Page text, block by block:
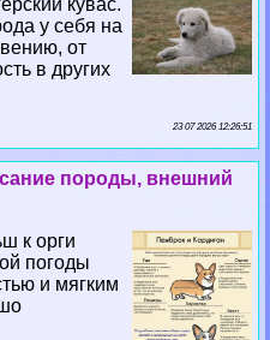
кувас.
у себя на
от
в других
23 07 2026 12:26:51
породы, внешний
к opги
погоды
и мягким